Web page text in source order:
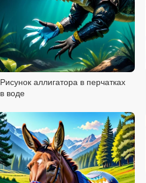
Рисунок аллигатора в перчатках
в воде